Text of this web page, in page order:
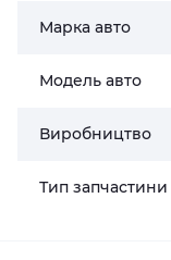
Марка авто
Модель авто
Виробництво
Тип запчастини